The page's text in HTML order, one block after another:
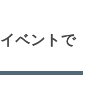
ベントで